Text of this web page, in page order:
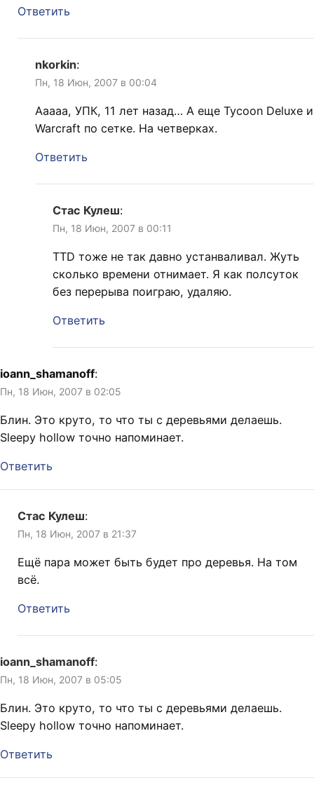
Ответить
nkorkin:
Пн, 18 Июн, 2007 в 00:04
Ааааа, УПК, 11 лет назад… А еще Tycoon Deluxe и
Warcraft по сетке. На четверках.
Ответить
Стас Кулеш:
Пн, 18 Июн, 2007 в 00:11
TTD тоже не так давно устанваливал. Жуть
сколько времени отнимает. Я как полсуток
без перерыва поиграю, удаляю.
Ответить
ioann_shamanoff:
Пн, 18 Июн, 2007 в 02:05
Блин. Это круто, то что ты с деревьями делаешь.
Sleepy hollow точно напоминает.
Ответить
Стас Кулеш:
Пн, 18 Июн, 2007 в 21:37
Ещё пара может быть будет про деревья. На том
всё.
Ответить
ioann_shamanoff:
Пн, 18 Июн, 2007 в 05:05
Блин. Это круто, то что ты с деревьями делаешь.
Sleepy hollow точно напоминает.
Ответить